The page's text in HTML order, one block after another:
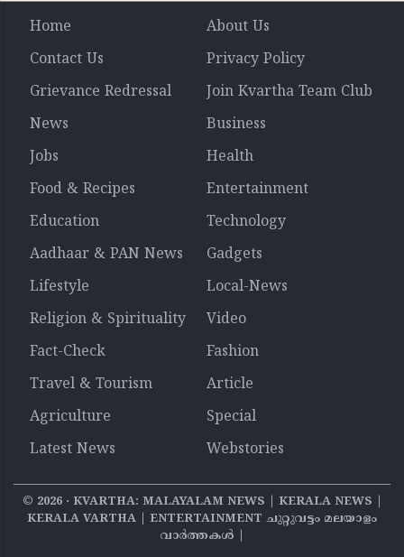
Home
About Us
Contact Us
Privacy Policy
Grievance Redressal
Join Kvartha Team Club
News
Business
Jobs
Health
Food & Recipes
Entertainment
Education
Technology
Aadhaar & PAN News
Gadgets
Lifestyle
Local-News
Religion & Spirituality
Video
Fact-Check
Fashion
Travel & Tourism
Article
Agriculture
Special
Latest News
Webstories
© 2026‧ KVARTHA: MALAYALAM NEWS | KERALA NEWS |
KERALA VARTHA | ENTERTAINMENT ചുറ്റുവട്ടം മലയാളം
വാര്‍ത്തകൾ |